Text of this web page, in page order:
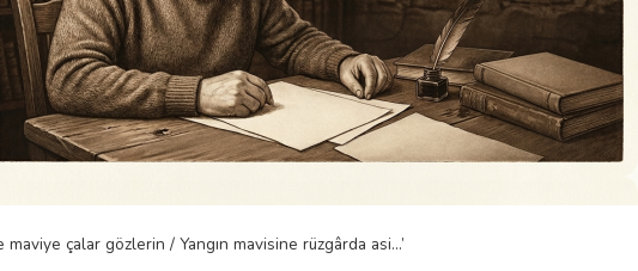
maviye çalar gözlerin / Yangın mavisine rüzgârda asi…’